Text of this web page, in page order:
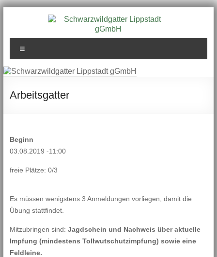
Schwarzwildgatter
Lippstadt gGmbH
Arbeitsgatter
Beginn
03.08.2019 -11:00
freie Plätze: 0/3
Es müssen wenigstens 3 Anmeldungen vorliegen, damit die
Übung stattfindet.
Mitzubringen sind: Jagdschein und Nachweis über aktuelle
Impfung (mindestens Tollwutschutzimpfung) sowie eine
Feldleine.